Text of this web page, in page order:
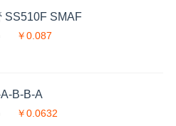
SS510F SMAF
￥0.087
B-B-A
￥0.0632